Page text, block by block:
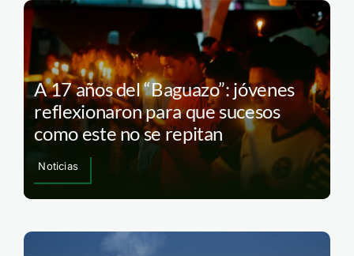
A 17 años del “Baguazo”: jóvenes
reflexionaron para que sucesos
como este no se repitan
Noticias